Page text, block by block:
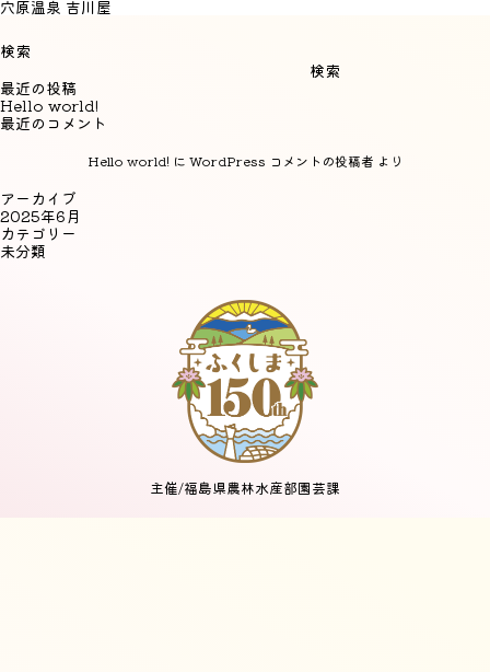
穴原温泉 吉川屋
検索
検索
最近の投稿
Hello world!
最近のコメント
Hello world!に WordPress コメントの投稿者 より
アーカイブ
2025年6月
カテゴリー
未分類
主催/福島県農林水産部園芸課